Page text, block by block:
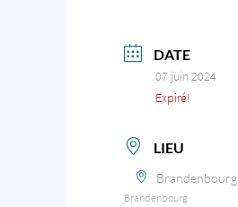
DATE
07 juin 2024
Expiré!
LIEU
Brandenbourg
Brandenbourg